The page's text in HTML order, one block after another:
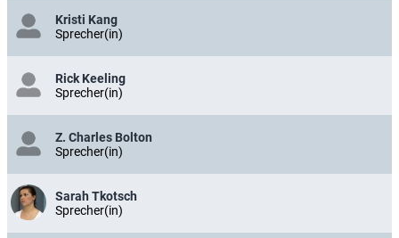
Kristi Kang
Sprecher(in)
Rick Keeling
Sprecher(in)
Z. Charles Bolton
Sprecher(in)
Sarah Tkotsch
Sprecher(in)